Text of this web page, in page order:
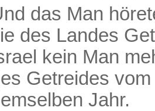
das Man
des Landes
kein Man
Getreides
Jahr.